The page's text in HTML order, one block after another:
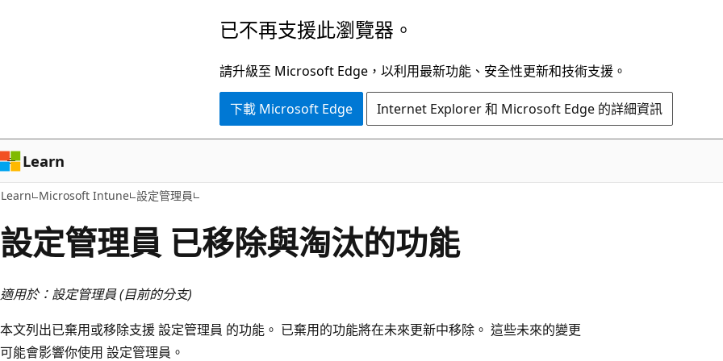
容
已不再支援此瀏覽器。
請升級至 Microsoft Edge，以利用最新功能、安全性更新和技術支援。
下載 Microsoft Edge Internet Explorer 和 Microsoft Edge 的詳細資訊
Learn
Learn Microsoft Intune 設定管理員
設定管理員 已移除與淘汰的功能
適用於：設定管理員 (目前的分支)
本文列出已棄用或移除支援 設定管理員 的功能。 已棄用的功能將在未來更新中移除。 這些未來的變更
可能會影響你使用 設定管理員。